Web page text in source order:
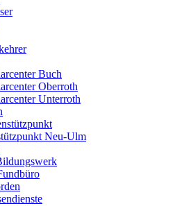
Buch
Oberroth
Unterroth
Neu-Ulm